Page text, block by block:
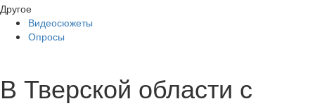
Другое
Видеосюжеты
Опросы
В Тверской области с